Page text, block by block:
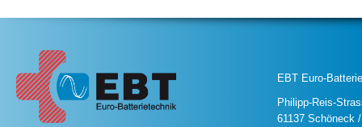
EBT Euro-
Philipp-Reis-
61137 Schöneck